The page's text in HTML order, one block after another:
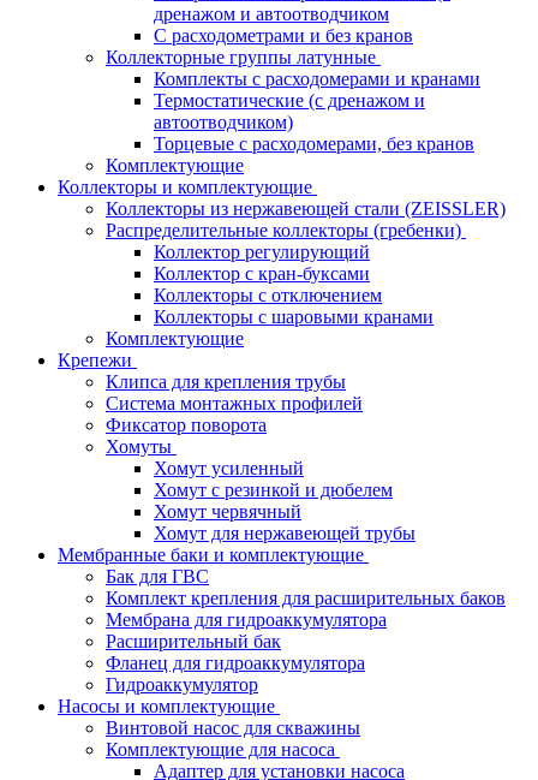
дренажом и автоотводчиком
С расходометрами и без кранов
Коллекторные группы латунные
Комплекты с расходомерами и кранами
Термостатические (с дренажом и
автоотводчиком)
Торцевые с расходомерами, без кранов
Комплектующие
Коллекторы и комплектующие
Коллекторы из нержавеющей стали (ZEISSLER)
Распределительные коллекторы (гребенки)
Коллектор регулирующий
Коллектор с кран-буксами
Коллекторы с отключением
Коллекторы с шаровыми кранами
Комплектующие
Крепежи
Клипса для крепления трубы
Система монтажных профилей
Фиксатор поворота
Хомуты
Хомут усиленный
Хомут с резинкой и дюбелем
Хомут червячный
Хомут для нержавеющей трубы
Мембранные баки и комплектующие
Бак для ГВС
Комплект крепления для расширительных баков
Мембрана для гидроаккумулятора
Расширительный бак
Фланец для гидроаккумулятора
Гидроаккумулятор
Насосы и комплектующие
Винтовой насос для скважины
Комплектующие для насоса
Адаптер для установки насоса